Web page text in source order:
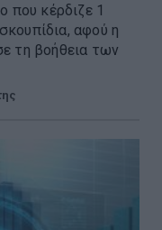
που κέρδιζε 1
αφού η
τη βοήθεια των